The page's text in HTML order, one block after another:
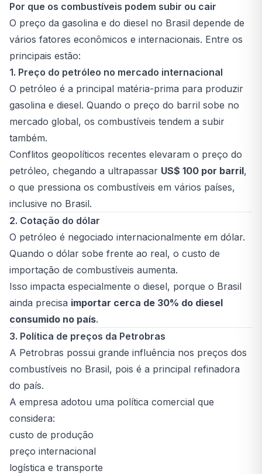
Por que os combustíveis podem subir ou cair
O preço da gasolina e do diesel no Brasil depende de
vários fatores econômicos e internacionais. Entre os
principais estão:
1. Preço do petróleo no mercado internacional
O petróleo é a principal matéria-prima para produzir
gasolina e diesel. Quando o preço do barril sobe no
mercado global, os combustíveis tendem a subir
também.
Conflitos geopolíticos recentes elevaram o preço do
petróleo, chegando a ultrapassar US$ 100 por barril,
o que pressiona os combustíveis em vários países,
inclusive no Brasil.
2. Cotação do dólar
O petróleo é negociado internacionalmente em dólar.
Quando o dólar sobe frente ao real, o custo de
importação de combustíveis aumenta.
Isso impacta especialmente o diesel, porque o Brasil
ainda precisa importar cerca de 30% do diesel
consumido no país.
3. Política de preços da Petrobras
A Petrobras possui grande influência nos preços dos
combustíveis no Brasil, pois é a principal refinadora
do país.
A empresa adotou uma política comercial que
considera:
custo de produção
preço internacional
logística e transporte